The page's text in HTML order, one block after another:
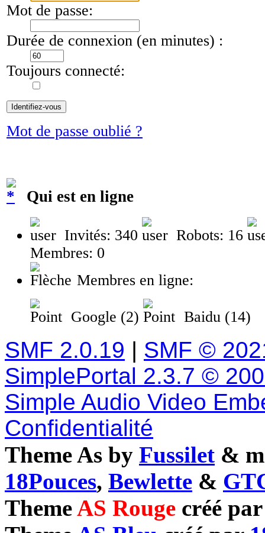
Mot de passe:
Durée de connexion (en minutes) :
Toujours connecté:
Mot de passe oublié ?
Qui est en ligne
Invités: 340
Robots: 16
Membres: 0
Membres en ligne:
Google (2) Baidu (14)
SMF 2.0.19 | SMF ©
SimplePortal 2.3.7 ©
Simple Audio Video
Confidentialité
Theme As by Fussilet &
18Pouces, Bewlette &
ThemeAS Rouge créé